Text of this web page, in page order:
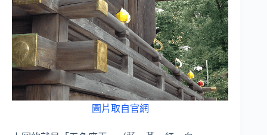
圖片取自官網